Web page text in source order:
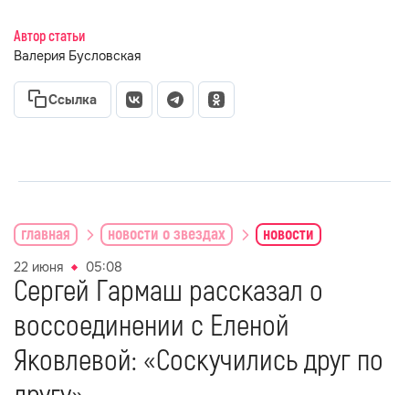
Автор статьи
Валерия Бусловская
Ссылка
главная новости о звездах новости
22 июня 05:08
Сергей Гармаш рассказал о
воссоединении с Еленой
Яковлевой: «Соскучились друг по